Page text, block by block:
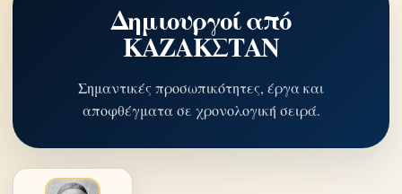
Δημιουργοί από
ΚΑΖΑΚΣΤΑΝ
Σημαντικές προσωπικότητες, έργα και
αποφθέγματα σε χρονολογική σειρά.